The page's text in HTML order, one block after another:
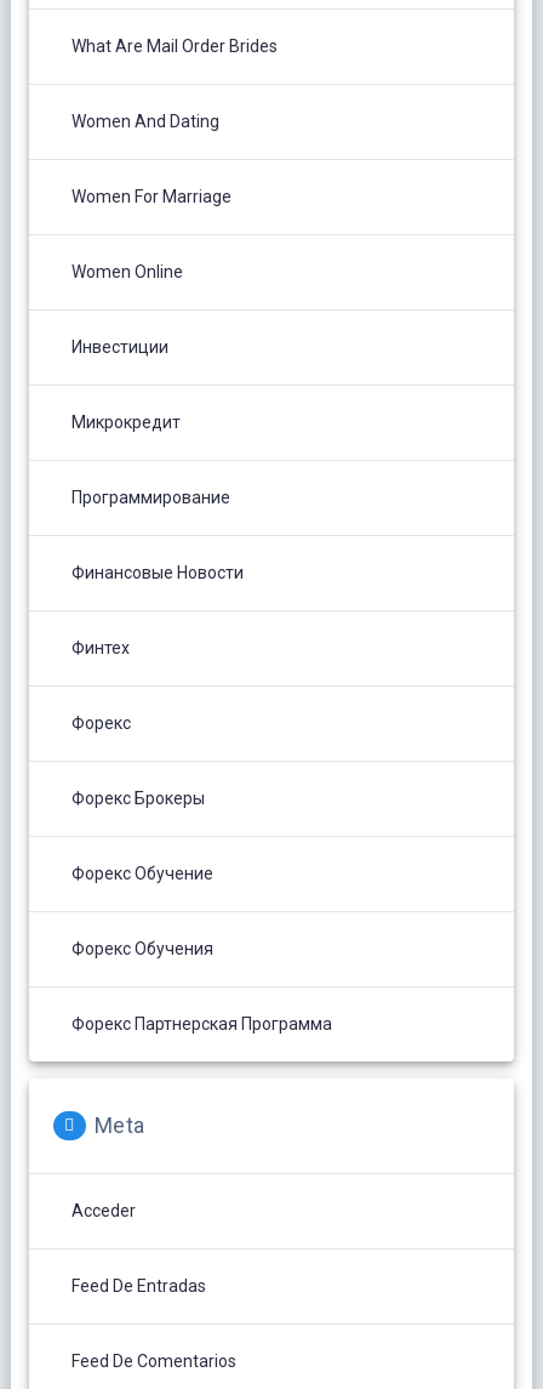
What Are Mail Order Brides
Women And Dating
Women For Marriage
Women Online
Инвестиции
Микрокредит
Программирование
Финансовые Новости
Финтех
Форекс
Форекс Брокеры
Форекс Обучение
Форекс Обучения
Форекс Партнерская Программа
Meta
Acceder
Feed De Entradas
Feed De Comentarios